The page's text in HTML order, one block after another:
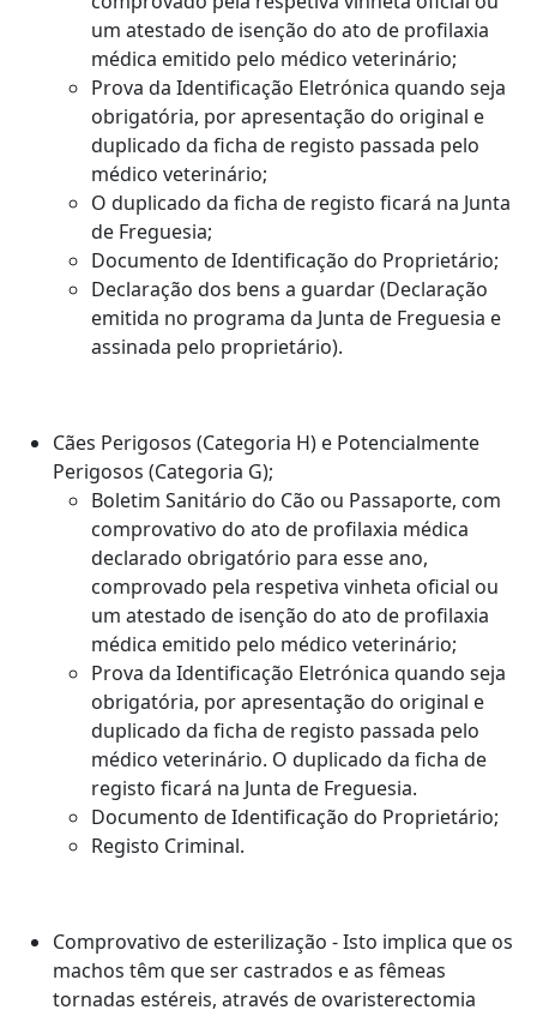
um atestado de isenção do ato de profilaxia
médica emitido pelo médico veterinário;
Prova da Identificação Eletrónica quando seja
obrigatória, por apresentação do original e
duplicado da ficha de registo passada pelo
médico veterinário;
O duplicado da ficha de registo ficará na Junta
de Freguesia;
Documento de Identificação do Proprietário;
Declaração dos bens a guardar (Declaração
emitida no programa da Junta de Freguesia e
assinada pelo proprietário).
Cães Perigosos (Categoria H) e Potencialmente
Perigosos (Categoria G);
Boletim Sanitário do Cão ou Passaporte, com
comprovativo do ato de profilaxia médica
declarado obrigatório para esse ano,
comprovado pela respetiva vinheta oficial ou
um atestado de isenção do ato de profilaxia
médica emitido pelo médico veterinário;
Prova da Identificação Eletrónica quando seja
obrigatória, por apresentação do original e
duplicado da ficha de registo passada pelo
médico veterinário. O duplicado da ficha de
registo ficará na Junta de Freguesia.
Documento de Identificação do Proprietário;
Registo Criminal.
Comprovativo de esterilização - Isto implica que os
machos têm que ser castrados e as fêmeas
tornadas estéreis, através de ovaristerectomia